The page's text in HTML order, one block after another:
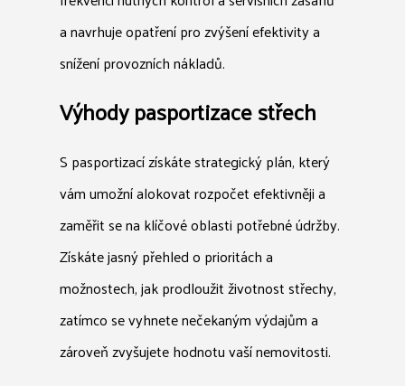
a navrhuje opatření pro zvýšení efektivity a
snížení provozních nákladů.
Výhody pasportizace střech
S pasportizací získáte strategický plán, který
vám umožní alokovat rozpočet efektivněji a
zaměřit se na klíčové oblasti potřebné údržby.
Získáte jasný přehled o prioritách a
možnostech, jak prodloužit životnost střechy,
zatímco se vyhnete nečekaným výdajům a
zároveň zvyšujete hodnotu vaší nemovitosti.